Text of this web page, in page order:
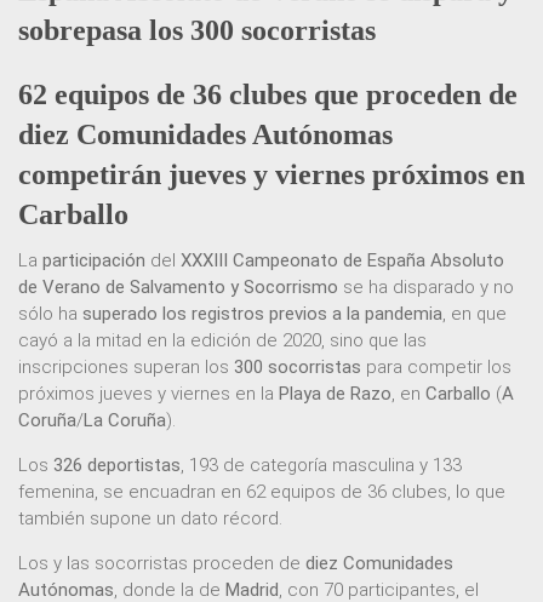
sobrepasa los 300 socorristas
62 equipos de 36 clubes que proceden de
diez Comunidades Autónomas
competirán jueves y viernes próximos en
Carballo
La participación del XXXIII Campeonato de España Absoluto
de Verano de Salvamento y Socorrismo se ha disparado y no
sólo ha superado los registros previos a la pandemia, en que
cayó a la mitad en la edición de 2020, sino que las
inscripciones superan los 300 socorristas para competir los
próximos jueves y viernes en la Playa de Razo, en Carballo (A
Coruña/La Coruña).
Los 326 deportistas, 193 de categoría masculina y 133
femenina, se encuadran en 62 equipos de 36 clubes, lo que
también supone un dato récord.
Los y las socorristas proceden de diez Comunidades
Autónomas, donde la de Madrid, con 70 participantes, el